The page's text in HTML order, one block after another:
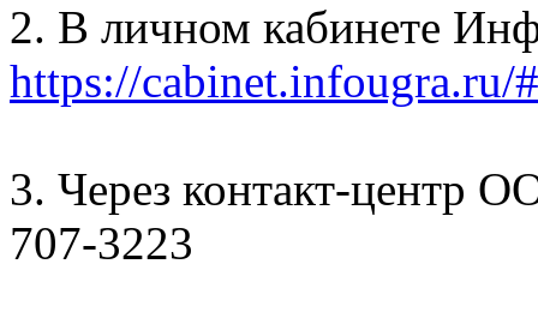
2. В личном кабинете
https://cabinet.infougra.ru/
3. Через контакт-центр
707-3223